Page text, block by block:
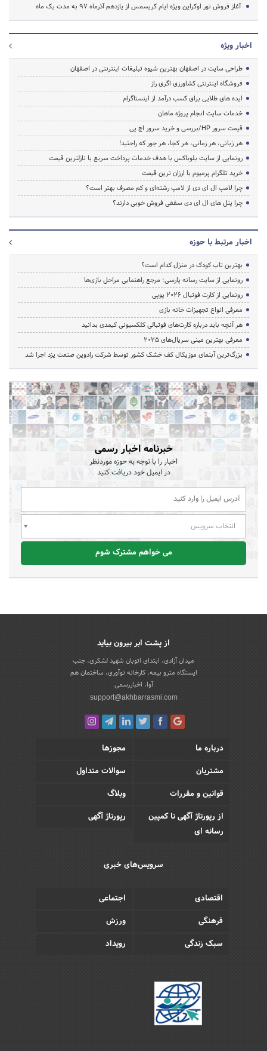
آغاز فروش تور اوکراین ویژه ایام کریسمس از یازدهم آذرماه 97 به مدت یک ماه
اخبار ویژه
طراحی سایت در اصفهان بهترین شیوه تبلیغات اینترنتی در اصفهان
فروشگاه اینترنتی کشاورزی اگری راز
ایده های طلایی برای کسب درآمد از اینستاگرام
خدمات سایت انجام پروژه ماهان
قیمت سرور HP/بررسی و خرید سرور اچ پی
هر زبانی، هر زمانی، هر کجا، هر جور که راحتید!
رونمایی از سایت بلوباکس با هدف خدمات پرداخت سریع با نازلترین قیمت
خرید تلگرام پرمیوم با ارزان ترین قیمت
چرا لامپ ال ای دی از لامپ رشته‌ای و کم مصرف بهتر است؟
چرا پنل های ال ای دی سقفی فروش خوبی دارند؟
اخبار مرتبط با حوزه
بهترین تاب کودک در منزل کدام است؟
رونمایی از سایت رسانه پارسی؛ مرجع راهنمایی مراحل بازی‌ها
رونمایی از کارت فوتبال ۲۰۲۶ پوپی
معرفی انواع تجهیزات خانه بازی
هر آنچه باید درباره کارت‌های فوتبالی کلکسیونی کیمدی بدانید
معرفی بهترین مینی سریال‌های 2025
بزرگ‌ترین آبنمای موزیکال کف خشک کشور توسط شرکت رادوین صنعت یزد اجرا شد
خبرنامه اخبار رسمی
اخبار را با توجه به حوزه موردنظر
در ایمیل خود دریافت کنید
انتخاب سرویس
می خواهم مشترک شوم
از پشت ابر بیرون بیاید
میدان آزادی، ابتدای اتوبان شهید لشکری، جنب
ایستگاه مترو بیمه، کارخانه نوآوری، ساختمان هم
آوا، اخباررسمی
support@akhbarrasmi.com
درباره ما
مجوزها
مشتریان
سوالات متداول
قوانین و مقررات
وبلاگ
از رپورتاژ آگهی تا کمپین
رسانه ای
رپورتاژ آگهی
سرویس‌های خبری
اقتصادی
اجتماعی
فرهنگی
ورزش
سبک زندگی
رویداد